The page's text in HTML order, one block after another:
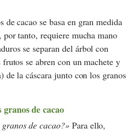
cacao se basa en gran medida
tanto, requiere mucha mano
se separan del árbol con
se abren con un machete y
de la cáscara junto con los granos
de cacao
de cacao? Para ello,